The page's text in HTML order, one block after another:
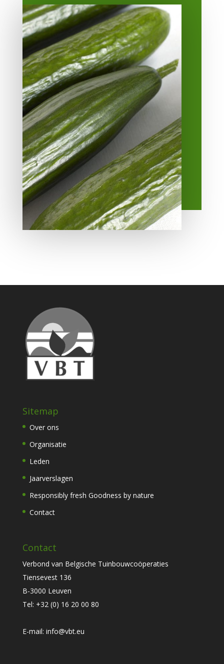
Sitemap
Over ons
Organisatie
Leden
Jaarverslagen
Responsibly fresh Goodness by nature
Contact
Contact
Verbond van Belgische Tuinbouwcoöperaties
Tiensevest 136
B-3000 Leuven
Tel: +32 (0) 16 20 00 80
E-mail: info@vbt.eu